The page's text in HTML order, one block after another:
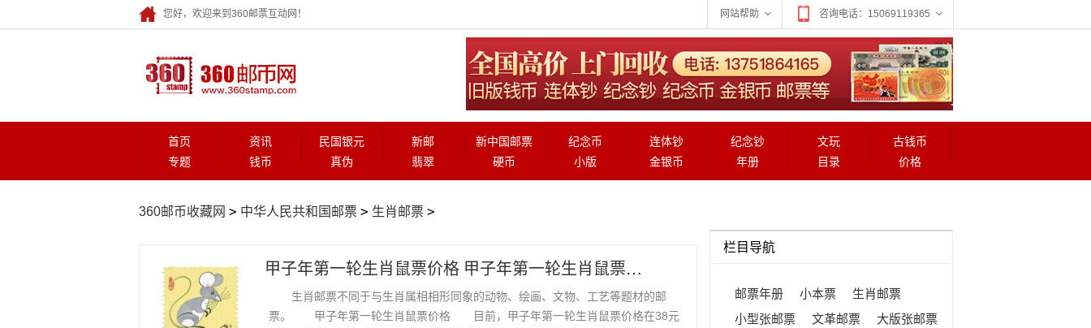
您好，欢迎来到360邮票互动网！ 网站帮助 咨询电话：15069119365
首页 资讯 民国银元 新邮 新中国邮票 纪念币 连体钞 纪念钞 文玩
古钱币
专题
钱币 真伪 翡翠 硬币 小版 金银币 年册 目录 价格
360邮币收藏网 > 中华人民共和国邮票 > 生肖邮票 >
甲子年第一轮生肖鼠票价格 甲子年第一轮生肖鼠票图片介绍
生肖邮票不同于与生肖属相相形同象的动物、绘画、文物、工艺等题材的邮
票。 甲子年第一轮生肖鼠票价格 目前，甲子年第一轮生肖鼠票价格在38元
栏目导航
邮票年册 小本票
生肖邮票
小型张邮票
文革邮票
大版张邮票